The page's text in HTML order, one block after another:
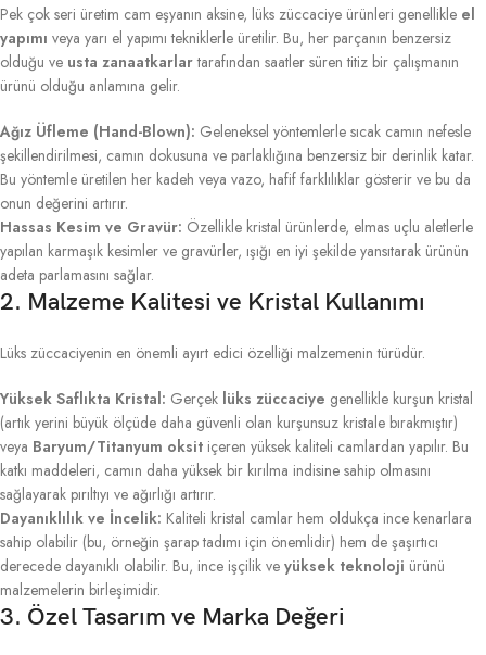
Pek çok seri üretim cam eşyanın aksine, lüks züccaciye ürünleri genellikle el
yapımı veya yarı el yapımı tekniklerle üretilir. Bu, her parçanın benzersiz
olduğu ve usta zanaatkarlartarafından saatler süren titiz bir çalışmanın
ürünü olduğu anlamına gelir.
Ağız Üfleme (Hand-Blown): Geleneksel yöntemlerle sıcak camın nefesle
şekillendirilmesi, camın dokusuna ve parlaklığına benzersiz bir derinlik katar.
Bu yöntemle üretilen her kadeh veya vazo, hafif farklılıklar gösterir ve bu da
onun değerini artırır.
Hassas Kesim ve Gravür: Özellikle kristal ürünlerde, elmas uçlu aletlerle
yapılan karmaşık kesimler ve gravürler, ışığı en iyi şekilde yansıtarak ürünün
adeta parlamasını sağlar.
2. Malzeme Kalitesi ve Kristal Kullanımı
Lüks züccaciyenin en önemli ayırt edici özelliği malzemenin türüdür.
Yüksek Saflıkta Kristal: Gerçek lüks züccaciye genellikle kurşun kristal
(artık yerini büyük ölçüde daha güvenli olan kurşunsuz kristale bırakmıştır)
veya Baryum/Titanyum oksit içeren yüksek kaliteli camlardan yapılır. Bu
katkı maddeleri, camın daha yüksek bir kırılma indisine sahip olmasını
sağlayarak pırıltıyı ve ağırlığı artırır.
Dayanıklılık ve İncelik: Kaliteli kristal camlar hem oldukça ince kenarlara
sahip olabilir (bu, örneğin şarap tadımı için önemlidir) hem de şaşırtıcı
derecede dayanıklı olabilir. Bu, ince işçilik ve yüksek teknoloji ürünü
malzemelerin birleşimidir.
3. Özel Tasarım ve Marka Değeri